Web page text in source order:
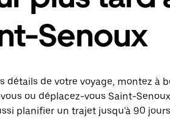
Senoux
détails de votre voyage, montez à
ou déplacez-vous Saint-
planifier un trajet jusqu'à 90